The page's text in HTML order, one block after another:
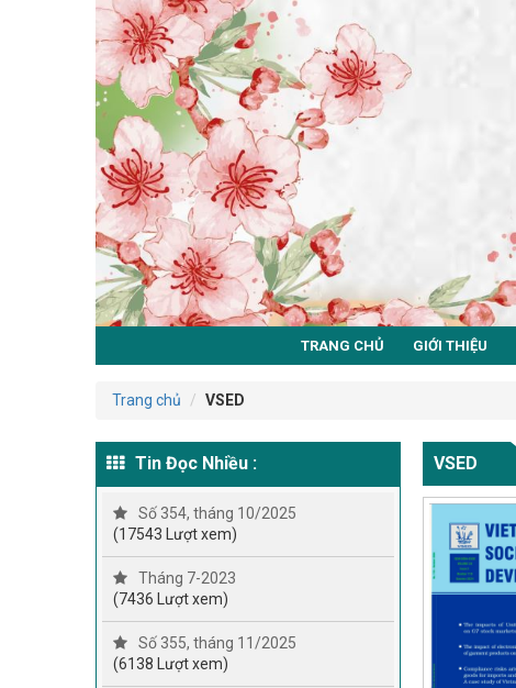
TRANG CHỦ GIỚI THIỆU
Trang chủ VSED
VSED
Tin Đọc Nhiều :
Số 354, tháng 10/2025
(17543 Lượt xem)
Tháng 7-2023
(7436 Lượt xem)
Số 355, tháng 11/2025
(6138 Lượt xem)